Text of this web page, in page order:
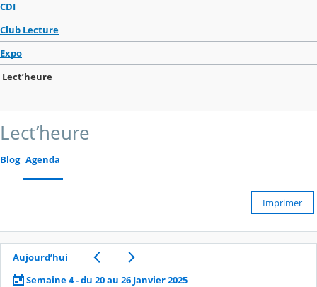
CDI
Club Lecture
Expo
Lect’heure
Lect’heure
Blog Agenda
Imprimer
Aujourd’hui
Semaine 4 - du 20 au 26 Janvier 2025